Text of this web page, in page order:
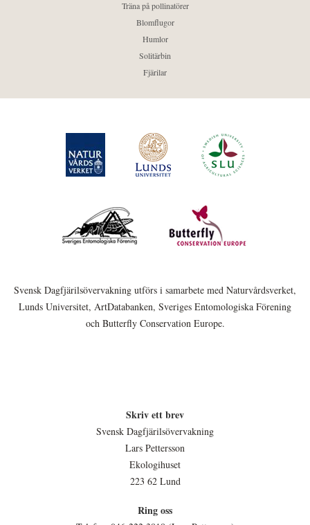
Träna på pollinatörer
Blomflugor
Humlor
Solitärbin
Fjärilar
Svensk Dagfjärilsövervakning utförs i samarbete med Naturvårdsverket,
Lunds Universitet, ArtDatabanken, Sveriges Entomologiska Förening
och Butterfly Conservation Europe.
Skriv ett brev
Svensk Dagfjärilsövervakning
Lars Pettersson
Ekologihuset
223 62 Lund
Ring oss